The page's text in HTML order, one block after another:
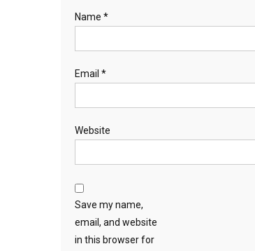
Name *
Email *
Website
Save my name,
email, and website
in this browser for